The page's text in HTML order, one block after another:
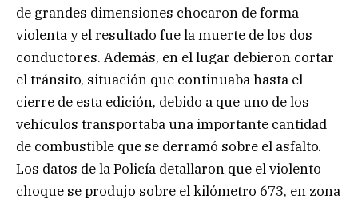
de grandes dimensiones chocaron de forma
violenta y el resultado fue la muerte de los dos
conductores. Además, en el lugar debieron cortar
el tránsito, situación que continuaba hasta el
cierre de esta edición, debido a que uno de los
vehículos transportaba una importante cantidad
de combustible que se derramó sobre el asfalto.
Los datos de la Policía detallaron que el violento
choque se produjo sobre el kilómetro 673, en zona